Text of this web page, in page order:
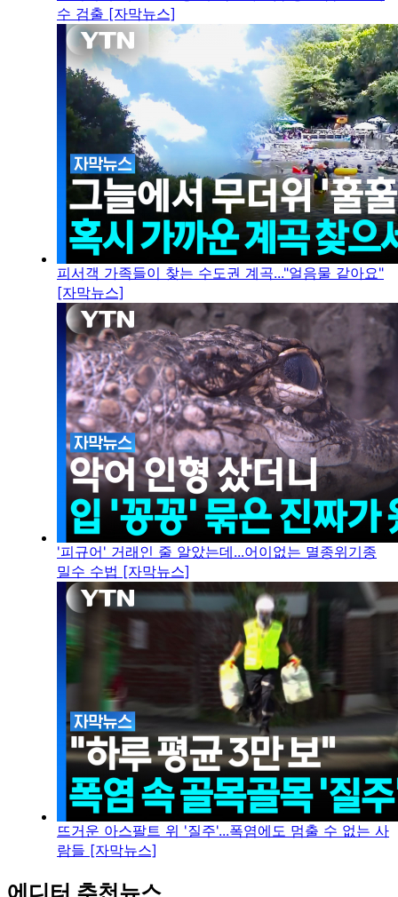
수 검출 [자막뉴스]
피서객 가족들이 찾는 수도권 계곡..."얼음물 같아요"
[자막뉴스]
'피규어' 거래인 줄 알았는데...어이없는 멸종위기종
밀수 수법 [자막뉴스]
뜨거운 아스팔트 위 '질주'...폭염에도 멈출 수 없는 사
람들 [자막뉴스]
에디터 추천뉴스